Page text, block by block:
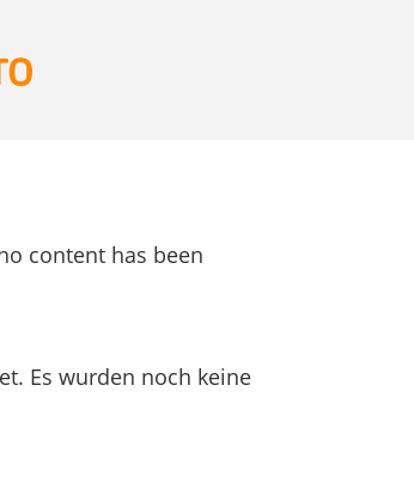
content has been
Es wurden noch keine